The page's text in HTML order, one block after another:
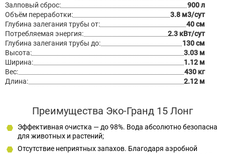
Залповый сброс:
900 л
Объём переработки:
3.8 м3/сут
Глубина залегания трубы от:
40 см
Потребляемая энергия:
2.3 кВт/сут
Глубина залегания трубы до:
130 см
Высота:
3.03 м
Ширина:
1.12 м
Вес:
430 кг
Длина:
2.12 м
Преимущества Эко-Гранд 15 Лонг
Эффективная очистка — до 98%. Вода абсолютно безопасна
для животных и растений;
Отсутствие неприятных запахов. Благодаря аэробной